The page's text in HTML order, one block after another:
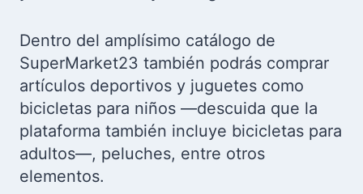
Dentro del amplísimo catálogo de
SuperMarket23 también podrás comprar
artículos deportivos y juguetes como
bicicletas para niños —descuida que la
plataforma también incluye bicicletas para
adultos—, peluches, entre otros
elementos.